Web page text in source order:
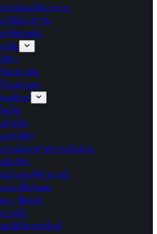
กรณ์บนโต๊ะอาหาร
งใช้ประจำวัน
งใช้ส่วนตัว
ะดับ
ฬิกา
รื่องประดับ
รื่องตกแต่ง
นอดิเรก
ดเจ็ต
ค้ากีฬา
งเท้ากีฬา
กรณ์ออกกำลังกายในบ้าน
อผ้ากีฬา
ยน้ำและกีฬาทางน้ำ
และเสื้อกันฝน
คะ / ฟิตเนส
ว่ายน้ำ
องอิเล็กทรอนิกส์